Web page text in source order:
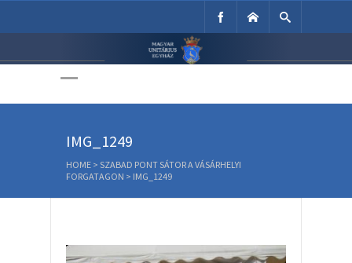
Unitárius Egyház
IMG_1249
HOME > SZABAD PONT SÁTOR A VÁSÁRHELYI
FORGATAGON > IMG_1249